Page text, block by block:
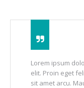
Lorem ipsum
elit. Proin eget
sit amet arcu.